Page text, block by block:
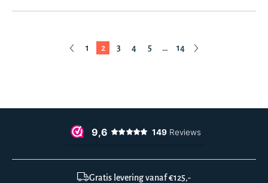
1 2 3 4 5 … 14
Gratis levering vanaf €125,-